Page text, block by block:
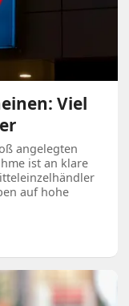
Viel
angelegten
ist an klare
auf hohe